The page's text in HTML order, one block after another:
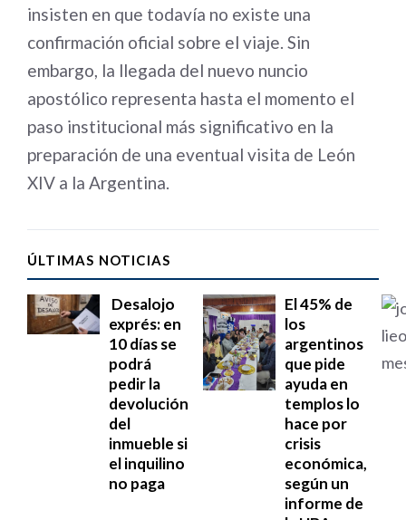
insisten en que todavía no existe una
confirmación oficial sobre el viaje. Sin
embargo, la llegada del nuevo nuncio
apostólico representa hasta el momento el
paso institucional más significativo en la
preparación de una eventual visita de León
XIV a la Argentina.
ÚLTIMAS NOTICIAS
Desalojo
exprés: en
10 días se
podrá
pedir la
devolución
del
inmueble si
el inquilino
no paga
El 45% de
los
argentinos
que pide
ayuda en
templos lo
hace por
crisis
económica,
según un
informe de